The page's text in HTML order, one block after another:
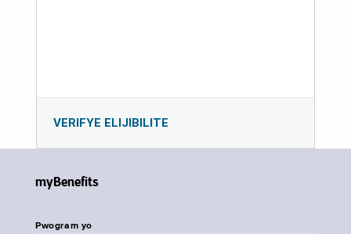
VERIFYE ELIJIBILITE
myBenefits
Pwogram yo